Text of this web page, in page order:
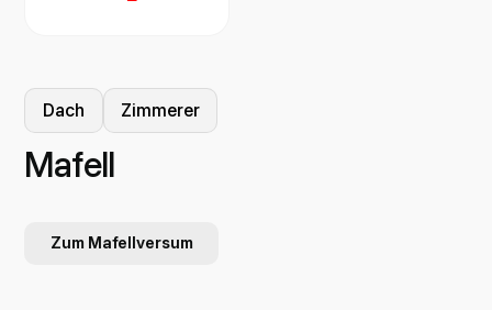
Dach Zimmerer
Mafell
Zum Mafellversum